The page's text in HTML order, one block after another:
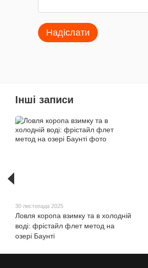
Надіслати
Інші записи
30 листопада 2025
Ловля коропа взимку та в холодній
воді: фрістайл флет метод на
озері Баунті